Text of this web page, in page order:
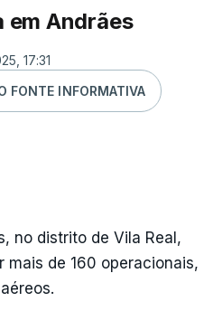
em Andrães
17:31
FONTE INFORMATIVA
no distrito de Vila Real,
mais de 160 operacionais,